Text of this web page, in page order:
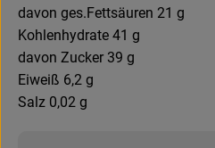
davon ges.Fettsäuren 21 g
Kohlenhydrate 41 g
davon Zucker 39 g
Eiweiß 6,2 g
Salz 0,02 g